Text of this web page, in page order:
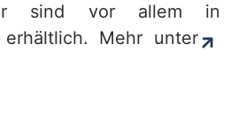
sind vor allem in
erhältlich. Mehr unter